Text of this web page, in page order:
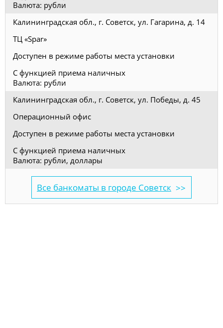
Валюта: рубли
Калининградская обл., г. Советск, ул. Гагарина, д. 14
ТЦ «Spar»
Доступен в режиме работы места установки
С функцией приема наличных
Валюта: рубли
Калининградская обл., г. Советск, ул. Победы, д. 45
Операционный офис
Доступен в режиме работы места установки
С функцией приема наличных
Валюта: рубли, доллары
Все банкоматы в городе Советск